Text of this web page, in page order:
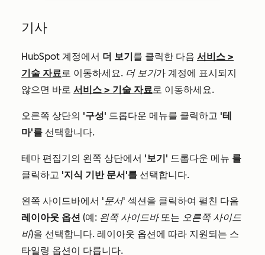
기사
HubSpot 계정에서 더 보기를 클릭한 다음 서비스 >
기술 자료로 이동하세요. 더 보기가 계정에 표시되지
않으면 바로 서비스 > 기술 자료로 이동하세요.
오른쪽 상단의 '구성' 드롭다운 메뉴를 클릭하고 '테
마'를 선택합니다.
테마 편집기의 왼쪽 상단에서 '보기' 드롭다운 메뉴 를
클릭하고 '지식 기반 문서'를 선택합니다.
왼쪽 사이드바에서 '문서' 섹션을 클릭하여 펼친 다음
레이아웃 옵션 (예: 왼쪽 사이드바또는 오른쪽 사이드
바)을 선택합니다. 레이아웃 옵션에 따라 지원되는 스
타일링 옵션이 다릅니다.